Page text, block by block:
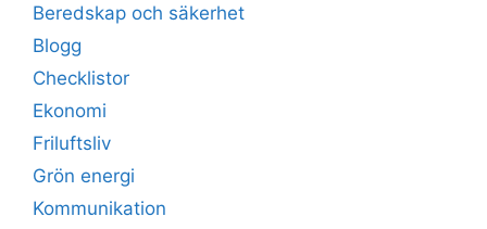
Beredskap och säkerhet
Blogg
Checklistor
Ekonomi
Friluftsliv
Grön energi
Kommunikation